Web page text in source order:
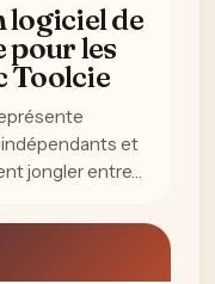
logiciel de
les
Toolcie
indépendants et
jongler entre…